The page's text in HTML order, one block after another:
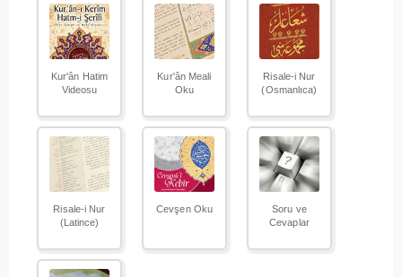
Kur'ân Hatim
Videosu
Kur'ân Meali
Oku
Risale-i Nur
(Osmanlıca)
Risale-i Nur
(Latince)
Cevşen Oku
Soru ve
Cevaplar